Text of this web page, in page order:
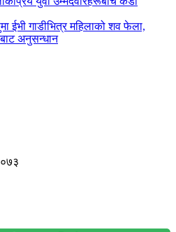
ईभी गाडीभित्र महिलाको शव फेला,
अनुसन्धान